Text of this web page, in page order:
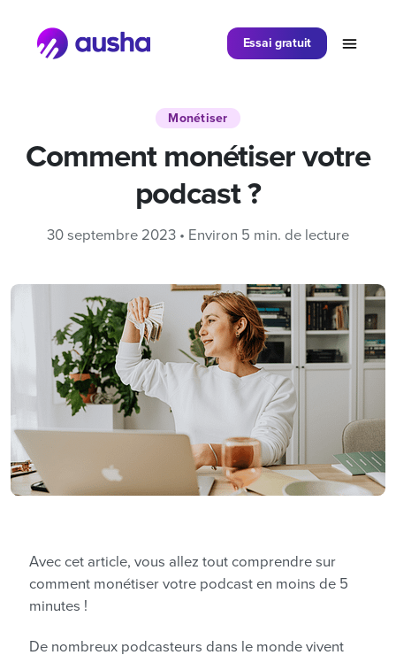
Essai gratuit
Monétiser
Comment monétiser votre
podcast ?
30 septembre 2023 • Environ 5 min. de lecture
Avec cet article, vous allez tout comprendre sur
comment monétiser votre podcast en moins de 5
minutes !
De nombreux podcasteurs dans le monde vivent